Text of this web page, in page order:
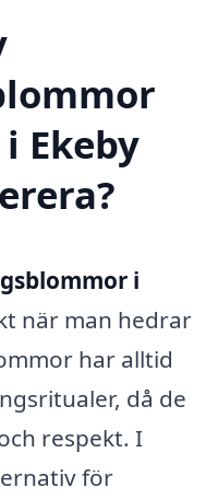
Ekeby
i
när man hedrar
har alltid
då de
respekt. I
för